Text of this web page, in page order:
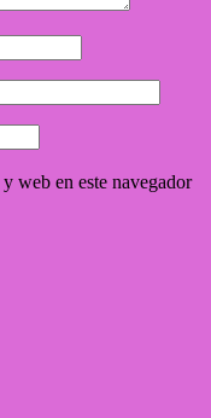
web en este navegador